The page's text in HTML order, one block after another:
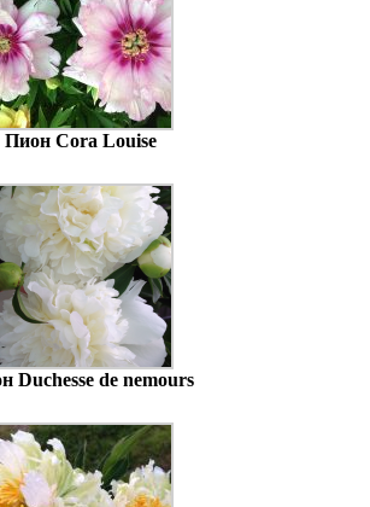
Пион Cora Louise
Duchesse de nemours